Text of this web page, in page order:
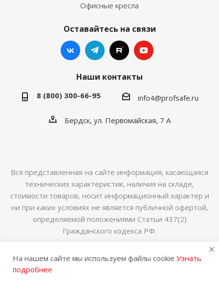
Офисные кресла
Оставайтесь на связи
Наши контакты
8 (800) 300-66-95 info4@profsafe.ru
Бердск, ул. Первомайская, 7 А
Вся представленная на сайте информация, касающаяся
технических характеристик, наличия на складе,
стоимости товаров, носит информационный характер и
ни при каких условиях не является публичной офертой,
определяемой положениями Статьи 437(2)
Гражданского кодекса РФ.
2014-2026 © Интернет магазин сейфов и металлической
мебели
На нашем сайте мы используем файлы cookie Узнать
подробнее